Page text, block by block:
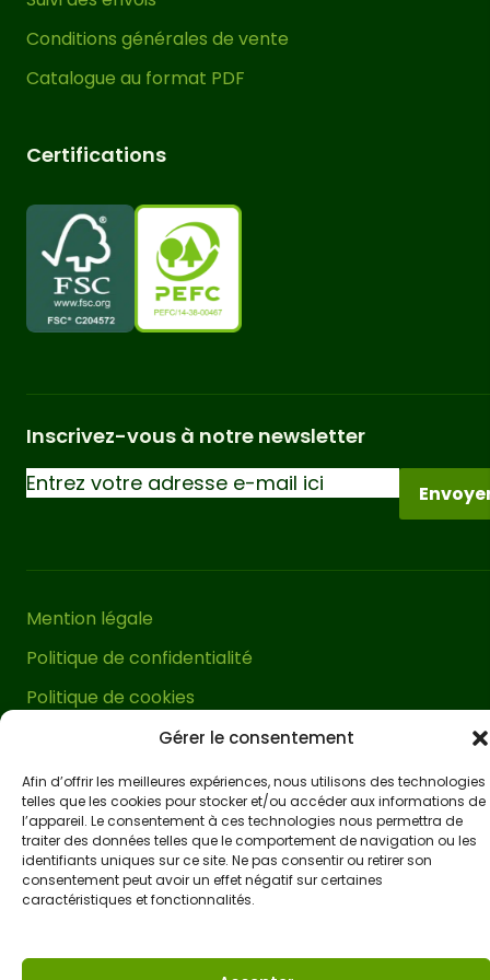
Gérer le consentement
Afin d’offrir les meilleures expériences, nous utilisons des technologies
telles que les cookies pour stocker et/ou accéder aux informations de
l’appareil. Le consentement à ces technologies nous permettra de
traiter des données telles que le comportement de navigation ou les
identifiants uniques sur ce site. Ne pas consentir ou retirer son
consentement peut avoir un effet négatif sur certaines
caractéristiques et fonctionnalités.
affecter l’esthétique d’une pergola de
jardin. Pour toutes ces raisons, le bois
lamellé-collé est un matériau
couramment utilisé dans la
résidence principale.
Vous pouvez couvrir le toit de cette
pergola en bois adossée avec une
solution telle qu’une bâche, un auvent
coulissant, du canisse ou d’autres
solutions similaires pour obtenir un
de la pluie. Pour une stabilité correcte
impératif de la fixer correctement au
sol. Pour ce faire, nous vous
recommandons d’utiliser nos supports
appropriées en fonction de la surface
La pergola en bois adossée est livrée
traitement, afin de pouvoir lui
appliquer un verniscoloré et lui
donner un aspect distinctif et exclusif,
tout en la protégeant des éléments
extérieurs. Les vernis pour bois, comme
le Lasur, offrent une large gamme de
couleurs permettant de choisir une
teinte différente de la traditionnelle
Conditions générales de vente
Catalogue au format PDF
Certifications
Inscrivez-vous à notre newsletter
Mention légale
Politique de confidentialité
Politique de cookies
Conditions générales de vente
Accessibilité